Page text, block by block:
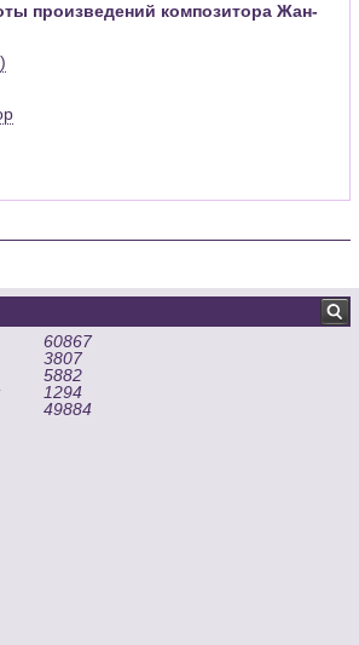
произведений композитора Жан-
60867
3807
5882
1294
49884